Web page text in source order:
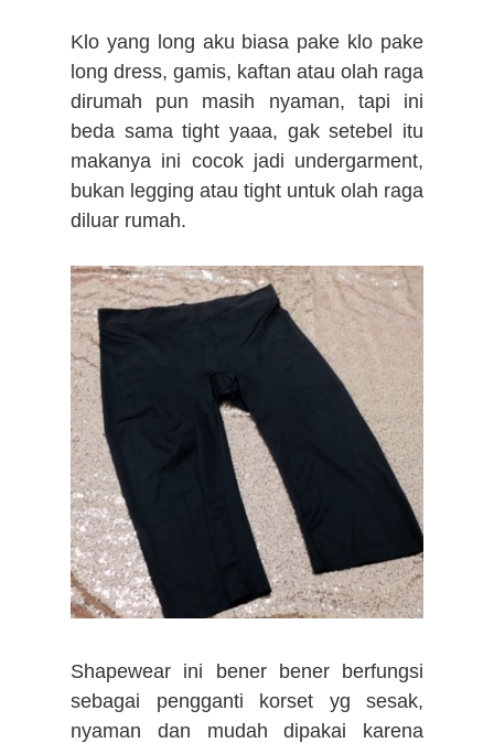
Klo yang long aku biasa pake klo pake
long dress, gamis, kaftan atau olah raga
dirumah pun masih nyaman, tapi ini
beda sama tight yaaa, gak setebel itu
makanya ini cocok jadi undergarment,
bukan legging atau tight untuk olah raga
diluar rumah.
Shapewear ini bener bener berfungsi
sebagai pengganti korset yg sesak,
nyaman dan mudah dipakai karena